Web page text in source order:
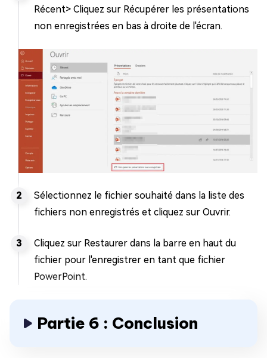
Récent> Cliquez sur Récupérer les présentations
non enregistrées en bas à droite de l'écran.
Sélectionnez le fichier souhaité dans la liste des
fichiers non enregistrés et cliquez sur Ouvrir.
Cliquez sur Restaurer dans la barre en haut du
fichier pour l'enregistrer en tant que fichier
PowerPoint.
Partie 6 : Conclusion